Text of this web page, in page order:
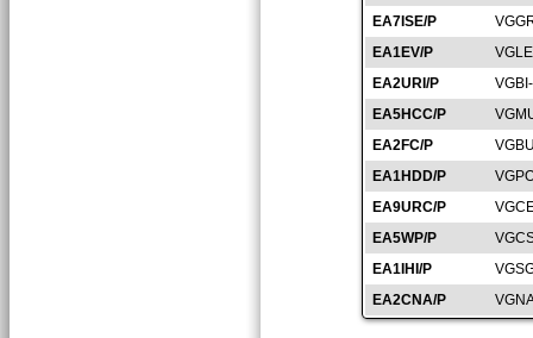
EA7ISE/P
EA1EV/P
EA2URI/P
EA5HCC/P
EA2FC/P
EA1HDD/P
EA9URC/P
EA5WP/P
EA1IHI/P
EA2CNA/P